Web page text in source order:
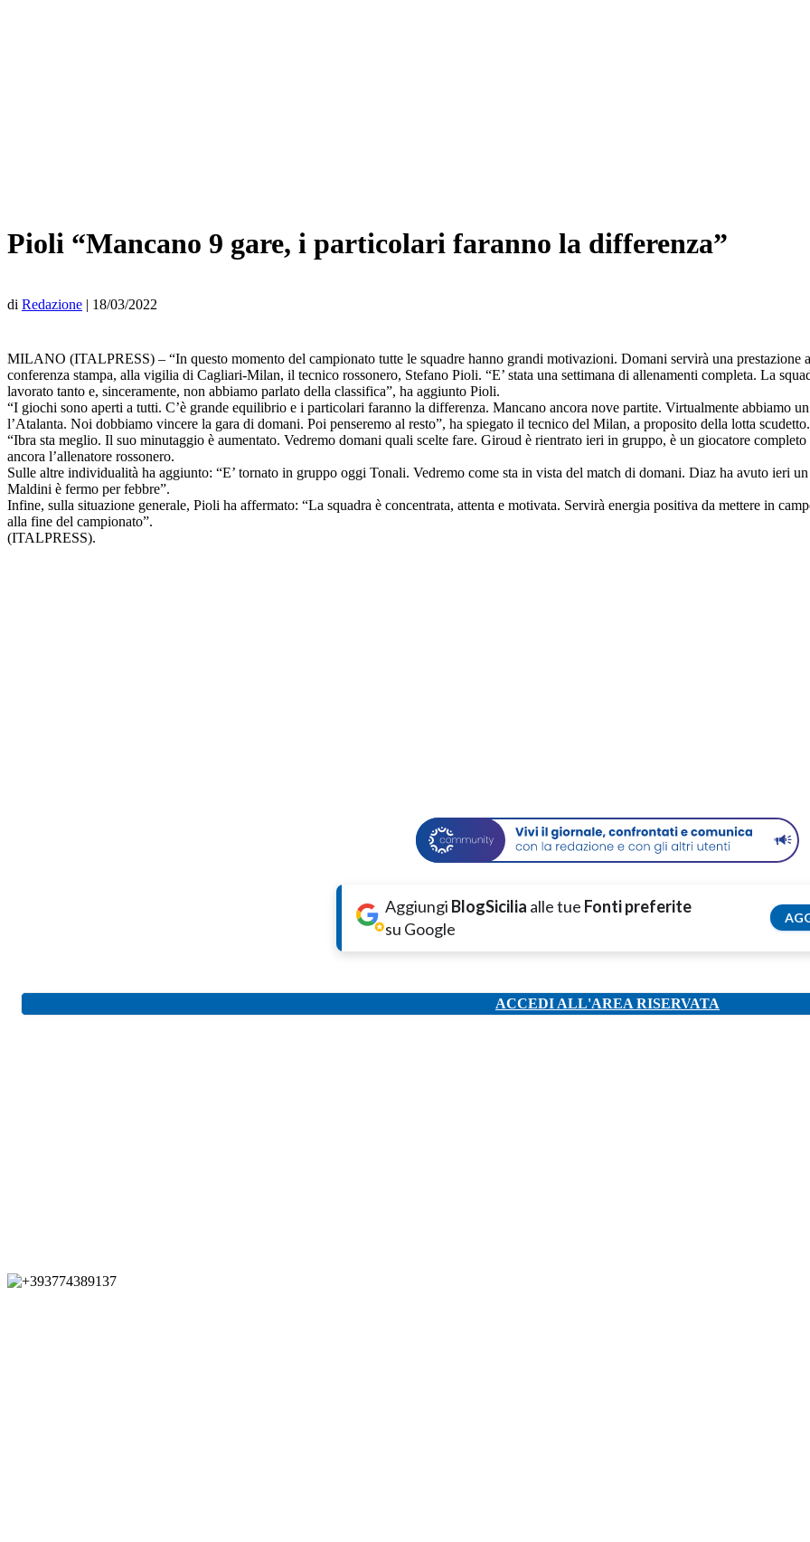
Pioli “Mancano 9 gare, i particolari faranno la differenza”
di Redazione | 18/03/2022
MILANO (ITALPRESS) – “In questo momento del campionato tutte le squadre hanno grandi motivazioni. Domani servirà una prestazione
conferenza stampa, alla vigilia di Cagliari-Milan, il tecnico rossonero, Stefano Pioli. “E’ stata una settimana di allenamenti completa. La
lavorato tanto e, sinceramente, non abbiamo parlato della classifica”, ha aggiunto Pioli.
“I giochi sono aperti a tutti. C’è grande equilibrio e i particolari faranno la differenza. Mancano ancora nove partite. Virtualmente abbiamo
l’Atalanta. Noi dobbiamo vincere la gara di domani. Poi penseremo al resto”, ha spiegato il tecnico del Milan, a proposito della lotta scudetto.
“Ibra sta meglio. Il suo minutaggio è aumentato. Vedremo domani quali scelte fare. Giroud è rientrato ieri in gruppo, è un giocatore
ancora l’allenatore rossonero.
Sulle altre individualità ha aggiunto: “E’ tornato in gruppo oggi Tonali. Vedremo come sta in vista del match di domani. Diaz ha avuto ieri
Maldini è fermo per febbre”.
Infine, sulla situazione generale, Pioli ha affermato: “La squadra è concentrata, attenta e motivata. Servirà energia positiva da mettere in
alla fine del campionato”.
(ITALPRESS).
Aggiungi BlogSicilia alle tue Fonti preferite
su Google
ACCEDI ALL'AREA RISERVATA